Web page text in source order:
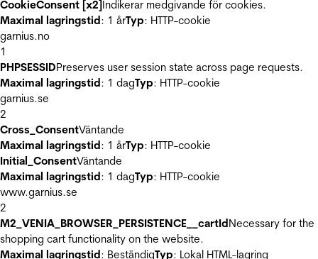
CookieConsent [x2]Indikerar medgivande för cookies.
Maximal lagringstid: 1 årTyp: HTTP-cookie
garnius.no
1
PHPSESSIDPreserves user session state across page requests.
Maximal lagringstid: 1 dagTyp: HTTP-cookie
garnius.se
2
Cross_ConsentVäntande
Maximal lagringstid: 1 årTyp: HTTP-cookie
Initial_ConsentVäntande
Maximal lagringstid: 1 dagTyp: HTTP-cookie
www.garnius.se
2
M2_VENIA_BROWSER_PERSISTENCE__cartIdNecessary for the
shopping cart functionality on the website.
Maximal lagringstid: BeständigTyp: Lokal HTML-lagring